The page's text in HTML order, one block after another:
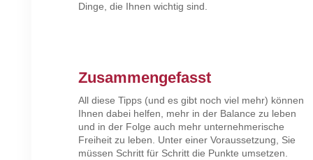
Dinge, die Ihnen wichtig sind.
Zusammengefasst
All diese Tipps (und es gibt noch viel mehr) können
Ihnen dabei helfen, mehr in der Balance zu leben
und in der Folge auch mehr unternehmerische
Freiheit zu leben. Unter einer Voraussetzung, Sie
müssen Schritt für Schritt die Punkte umsetzen.